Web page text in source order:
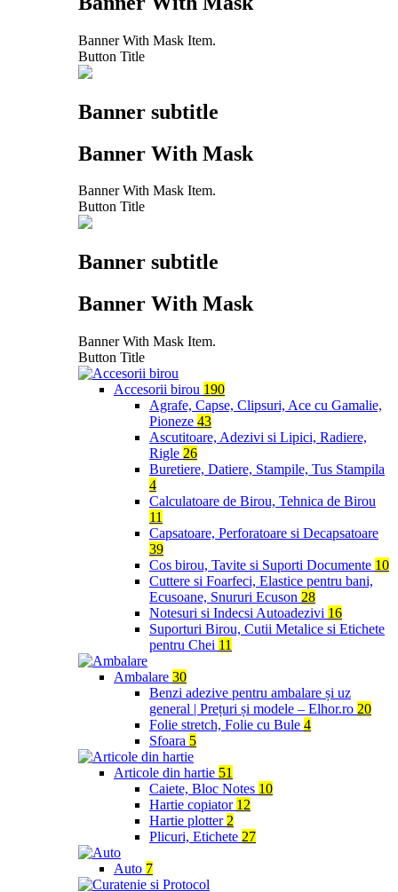
Banner With Mask Item.
Button Title
Banner subtitle
Banner With Mask
Banner With Mask Item.
Button Title
Banner subtitle
Banner With Mask
Banner With Mask Item.
Button Title
Accesorii birou 190
Agrafe, Capse, Clipsuri, Ace cu Gamalie,
Pioneze 43
Ascutitoare, Adezivi si Lipici, Radiere,
Rigle 26
Buretiere, Datiere, Stampile, Tus Stampila
4
Calculatoare de Birou, Tehnica de Birou
11
Capsatoare, Perforatoare si Decapsatoare
39
Cos birou, Tavite si Suporti Documente 10
Cuttere si Foarfeci, Elastice pentru bani,
Ecusoane, Snururi Ecuson 28
Notesuri si Indecsi Autoadezivi 16
Suporturi Birou, Cutii Metalice si Etichete
pentru Chei 11
Ambalare 30
Benzi adezive pentru ambalare și uz
general | Prețuri și modele – Elhor.ro 20
Folie stretch, Folie cu Bule 4
Sfoara 5
Articole din hartie 51
Caiete, Bloc Notes 10
Hartie copiator 12
Hartie plotter 2
Plicuri, Etichete 27
Auto 7